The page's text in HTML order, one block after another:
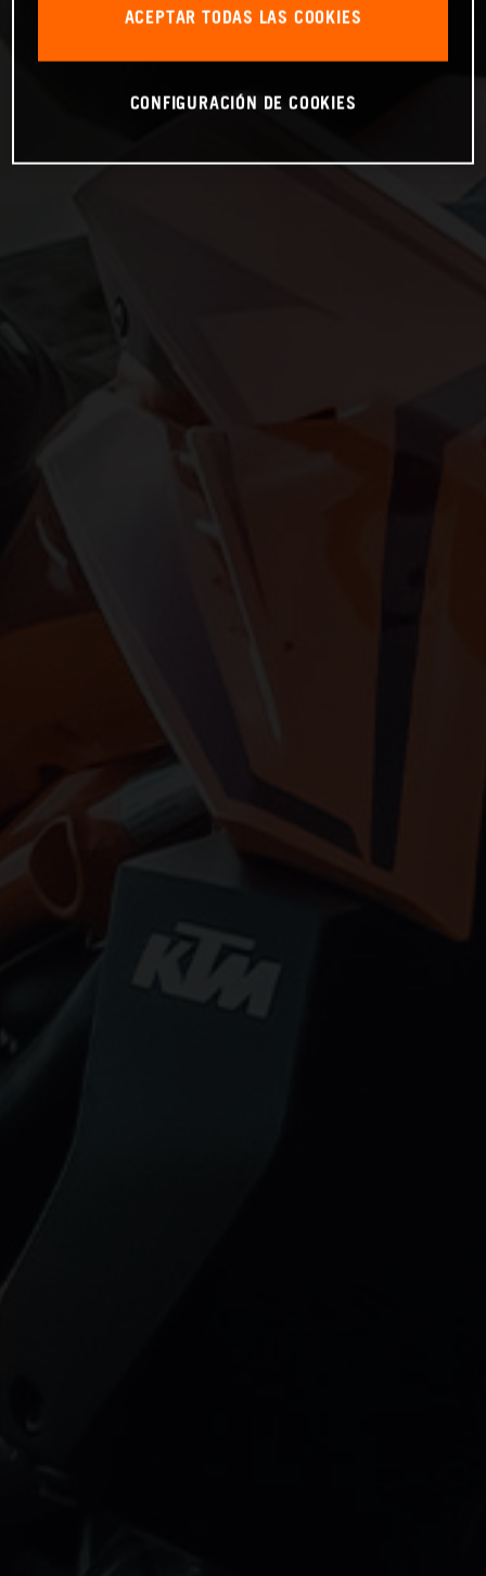
ACEPTAR TODAS LAS COOKIES
CONFIGURACIÓN DE COOKIES